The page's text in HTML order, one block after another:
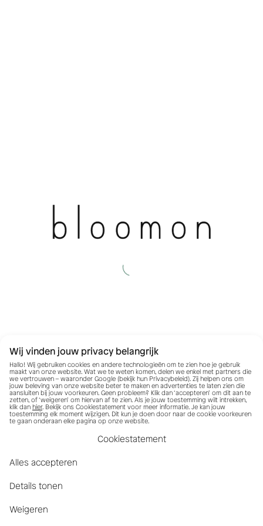
Wij vinden jouw privacy belangrijk
Hallo! Wij gebruiken cookies en andere technologieën om te zien hoe je gebruik
maakt van onze website. Wat we te weten komen, delen we enkel met partners die
we vertrouwen – waaronder Google (bekijk hun Privacybeleid). Zij helpen ons om
jouw beleving van onze website beter te maken en advertenties te laten zien die
aansluiten bij jouw voorkeuren. Geen probleem? Klik dan ‘accepteren’ om dit aan te
zetten, of ‘weigeren’ om hiervan af te zien. Als je jouw toestemming wilt intrekken,
klik dan hier. Bekijk ons Cookiestatement voor meer informatie. Je kan jouw
toestemming elk moment wijzigen. Dit kun je doen door naar de cookie voorkeuren
te gaan onderaan elke pagina op onze website.
Cookiestatement
Alles accepteren
Details tonen
Weigeren